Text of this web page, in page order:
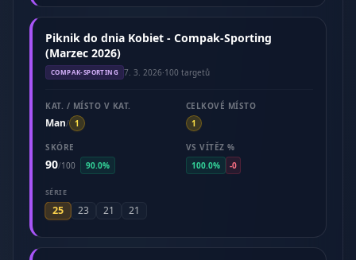
Piknik do dnia Kobiet - Compak-Sporting
(Marzec 2026)
COMPAK-SPORTING 7. 3. 2026·100 targetů
KAT. / MÍSTO V KAT.
Man/ 1
CELKOVÉ MÍSTO
1
SKÓRE
90/100 90.0%
VS VÍTĚZ %
100.0%
-0
SÉRIE
25 23 21 21